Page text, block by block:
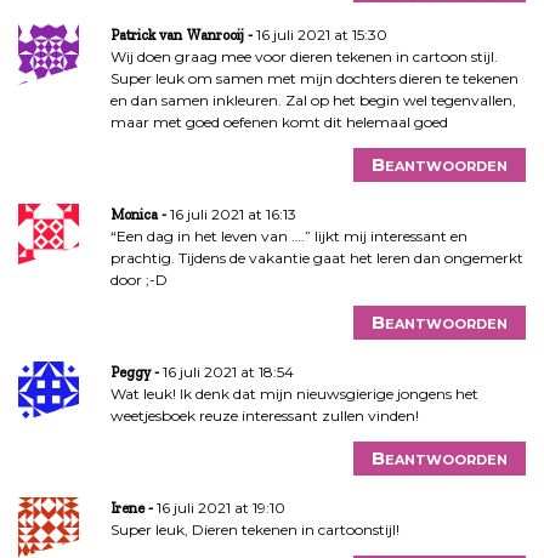
Patrick van Wanrooij
16 juli 2021 at 15:30
Wij doen graag mee voor dieren tekenen in cartoon stijl.
Super leuk om samen met mijn dochters dieren te tekenen
en dan samen inkleuren. Zal op het begin wel tegenvallen,
maar met goed oefenen komt dit helemaal goed
Beantwoorden
Monica
16 juli 2021 at 16:13
“Een dag in het leven van ….” lijkt mij interessant en
prachtig. Tijdens de vakantie gaat het leren dan ongemerkt
door ;-D
Beantwoorden
Peggy
16 juli 2021 at 18:54
Wat leuk! Ik denk dat mijn nieuwsgierige jongens het
weetjesboek reuze interessant zullen vinden!
Beantwoorden
Irene
16 juli 2021 at 19:10
Super leuk, Dieren tekenen in cartoonstijl!